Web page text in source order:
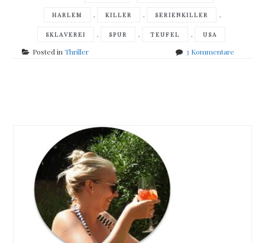
HARLEM , KILLER , SERIENKILLER ,
SKLAVEREI , SPUR , TEUFEL , USA
Posted inThriller 3 Kommentarezu
navigation